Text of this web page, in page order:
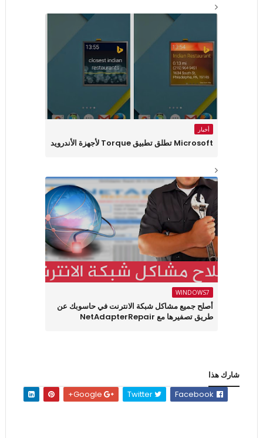
أخبار
Microsoft تطلق تطبيق Torque لأجهزة الأندرويد
WINDOWS7
أصلح جميع مشاكل شبكة الانترنت في حاسوبك عن
طريق تصفيرها مع NetAdapterRepair
شارك هذا
Twitter